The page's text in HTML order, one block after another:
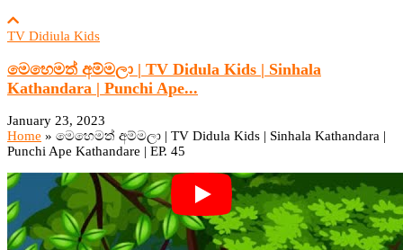
TV Didiula Kids
මෙහෙමත් අම්මලා | TV Didula Kids | Sinhala
Kathandara | Punchi Ape...
January 23, 2023
Home » මෙහෙමත් අම්මලා | TV Didula Kids | Sinhala Kathandara |
Punchi Ape Kathandare | EP. 45